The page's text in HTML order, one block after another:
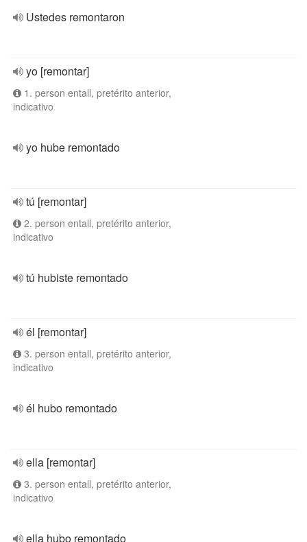
Ustedes remontaron
yo [remontar]
1. person entall, pretérito anterior,
indicativo
yo hube remontado
tú [remontar]
2. person entall, pretérito anterior,
indicativo
tú hubiste remontado
él [remontar]
3. person entall, pretérito anterior,
indicativo
él hubo remontado
ella [remontar]
3. person entall, pretérito anterior,
indicativo
ella hubo remontado